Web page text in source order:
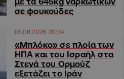
σε φουκούδες
06.08.2026 20:29
«Μπλόκο» σε πλοία των
ΗΠΑ και του Ισραήλ στα
Στενά του Ορμούζ
εξετάζει το Ιράν